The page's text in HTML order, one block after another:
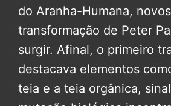
do Aranha-Humana,
transformação de Peter
surgir. Afinal, o primeiro
destacava elementos
teia e a teia orgânica,